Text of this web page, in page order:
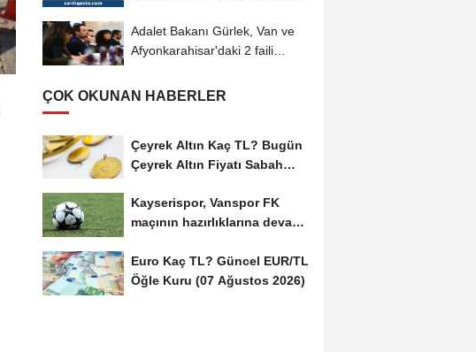
Adalet Bakanı Gürlek, Van ve
Afyonkarahisar'daki 2 faili
ÇOK OKUNAN HABERLER
Çeyrek Altın Kaç TL? Bugün
Çeyrek Altın Fiyatı Sabah
Kayserispor, Vanspor FK
maçının hazırlıklarına devam
Euro Kaç TL? Güncel EUR/TL
Öğle Kuru (07 Ağustos 2026)